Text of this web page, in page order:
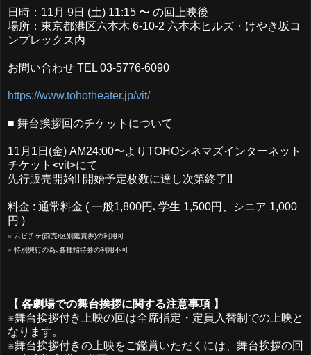
日時：11月 9日 (土) 11:15 〜 の回上映後
場所：東京都港区六本木 6-10-2 六本木ヒルズ・けやき坂コ
ンプレックス内
お問い合わせ TEL 03-5776-6090
https://www.tohotheater.jp/vit/
■ 舞台挨拶回のチケットについて
11月1日(金) AM24:00〜よりTOHOシネマズインターネット
チケット<vit>にて
先行販売開始!! 開始予定枚数に達し次第終了!!
料金 : 通常料金 ( 一般1,800円､学生 1,500円、シニア 1,000
円 )
※ ムビチケ(前売t区別鑑賞券)の利用可
※ 特別興行の為､各種招待券の利用不可
【 各劇場での舞台挨拶に関する注意事項 】
※舞台挨拶付き上映の回は全席指定・定員入替制での上映と
なります。
※舞台挨拶付きの上映をご鑑賞いただくには、舞台挨拶の回